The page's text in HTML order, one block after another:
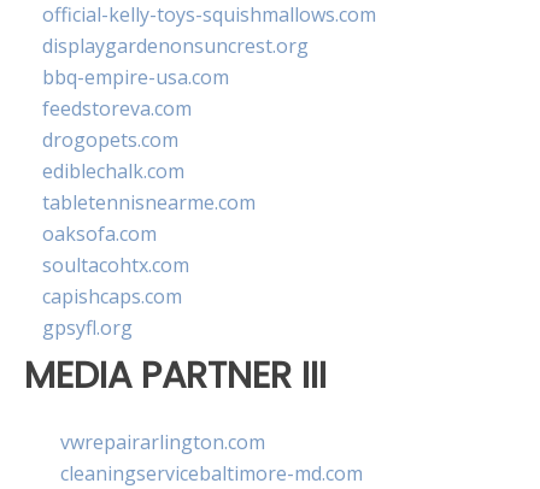
official-kelly-toys-squishmallows.com
displaygardenonsuncrest.org
bbq-empire-usa.com
feedstoreva.com
drogopets.com
ediblechalk.com
tabletennisnearme.com
oaksofa.com
soultacohtx.com
capishcaps.com
gpsyfl.org
MEDIA PARTNER III
vwrepairarlington.com
cleaningservicebaltimore-md.com